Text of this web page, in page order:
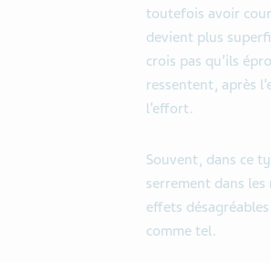
toutefois avoir
devient plus
crois pas qu’ils
ressentent, après
l’effort.
Souvent, dans ce
serrement dans les
effets
comme tel.